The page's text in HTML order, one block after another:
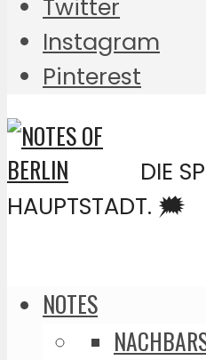
Twitter
Instagram
Pinterest
DIE
HAUPTSTADT. 🗯️
NOTES